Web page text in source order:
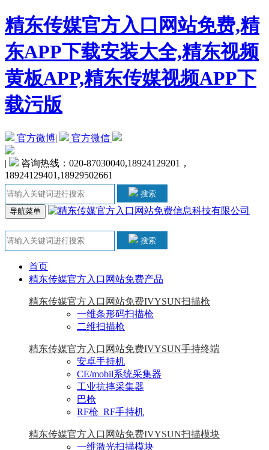
精东传媒官方入口网站免费,精
东APP下载安装大全,精东视频
黄板APP,精东传媒视频APP下
载污版
官方微博| 官方微信
|
咨询热线：020-87030040,18924129201，
18924129401,18929502661
搜索
导航菜单
搜索
首页
精东传媒官方入口网站免费产品
精东传媒官方入口网站免费IVYSUN扫描枪
一维条形码扫描枪
二维扫描枪
精东传媒官方入口网站免费IVYSUN手持终端
安卓手持机
CE/mobil系统采集器
工业抗摔采集器
巴枪
RF枪_RF手持机
精东传媒官方入口网站免费IVYSUN扫描模块
一维激光扫描模块